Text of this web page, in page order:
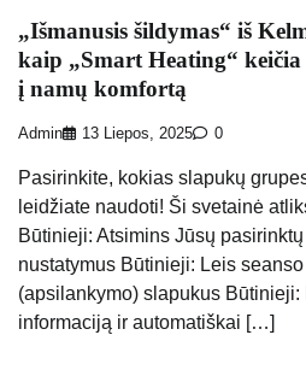
„Išmanusis šildymas“ iš
kaip „Smart Heating“
į namų komfortą
Admin 13 Liepos, 2025 0
Pasirinkite, kokias slapukų
leidžiate naudoti! Ši svetainė
Būtinieji: Atsimins Jūsų
nustatymus Būtinieji: Leis seanso
(apsilankymo) slapukus Būtinieji:
informaciją ir automatiškai […]